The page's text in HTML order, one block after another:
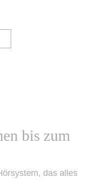
bis zum
das alles